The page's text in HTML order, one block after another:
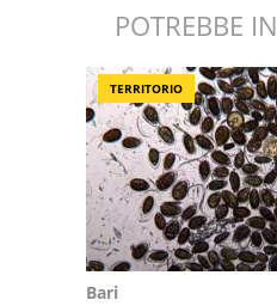
POTREBBE
TERRITORIO
Bari